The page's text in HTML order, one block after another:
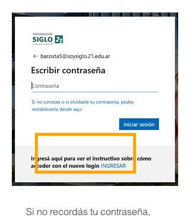
Si no recordás tu contraseña,